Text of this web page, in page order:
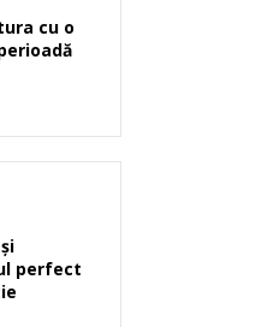
cu o
perfect